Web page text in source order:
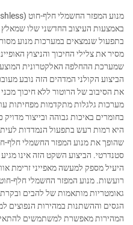
באמצעות העיצוב החדשני שלו
בתפעול שנמצאים במערכות מנוע
מסיר את צלילי החיכוך והניצוץ
שמערכת ההחלפה האלקטרונית
הביצוע הקולני המדהים הזה נובע
את הסיבוב של הרוטור ללא חיכוך
מערכות גלגלות מתקדמות מפחיתות
בחומרים באיכות גבוהה ובייצור
שהופך את מנוע המפזר החשמלי
סטנדרטי. הביצוע השקט הזה אינו
היעיל מספק למעשה מאפייני זרימת
רועשות. מנוע המפזר החשמלי חלף-
גאומטריות מותאמות של להבים
הגסים וההשתנות במהירות הנפוצים
המהירות מאפשרת למשתמשים